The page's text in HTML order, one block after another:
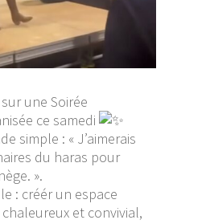
une Soirée
ce samedi
simple : « J’aimerais
du haras pour
».
: créér un espace
et convivial,